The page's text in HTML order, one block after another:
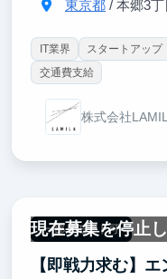
東京都/ 本郷3丁
IT業界 スタートアップ
交通費支給
株式会社
現在募集を停止
一部リモート可
【即戦力求む】